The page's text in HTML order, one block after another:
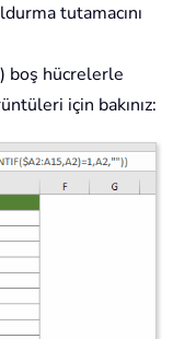
tutamacını
boş hücrelerle
için bakınız: